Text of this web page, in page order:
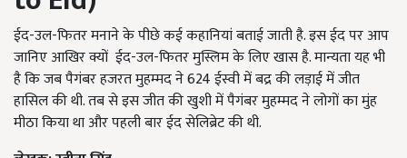
ईद-उल-फितर मनाने के पीछे कई कहानियां बताई जाती है. इस ईद पर आप
जानिए आखिर क्यों ईद-उल-फितर मुस्लिम के लिए खास है. मान्यता यह भी
है कि जब पैगंबर हजरत मुहम्मद ने 624 ईस्वी में बद्र की लड़ाई में जीत
हासिल की थी. तब से इस जीत की खुशी में पैगंबर मुहम्मद ने लोगों का मुंह
मीठा किया था और पहली बार ईद सेलिब्रेट की थी.